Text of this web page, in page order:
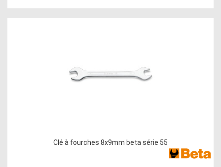
Clé à fourches 8x9mm beta série 55